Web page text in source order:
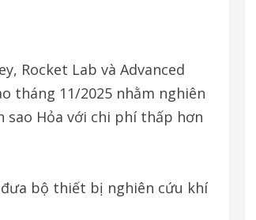
Rocket Lab và Advanced
tháng 11/2025 nhằm nghiên
Hỏa với chi phí thấp hơn
đưa bộ thiết bị nghiên cứu khí